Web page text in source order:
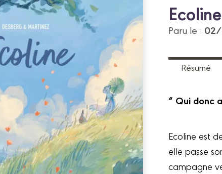
Paru le :
Résumé
“ Qui donc
Ecoline est
elle passe
campagne